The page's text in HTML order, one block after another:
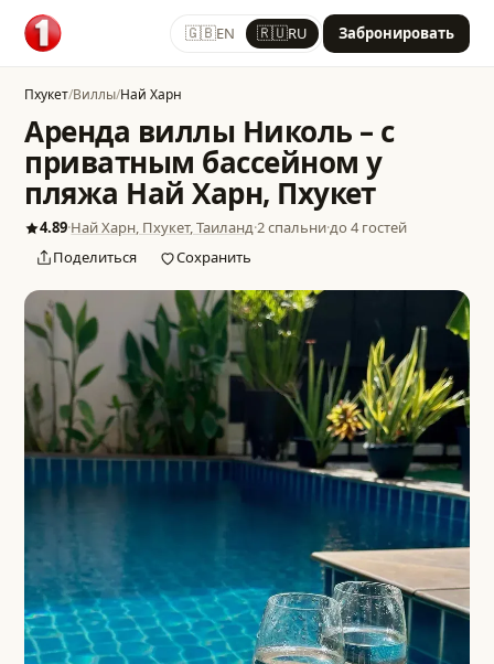
🇬🇧EN 🇷🇺RU Забронировать
Пхукет/Виллы/Най Харн
Аренда виллы Николь – с
приватным бассейном у
пляжа Най Харн, Пхукет
4.89·Най Харн, Пхукет, Таиланд·2 спальни·до 4 гостей
Поделиться
Сохранить